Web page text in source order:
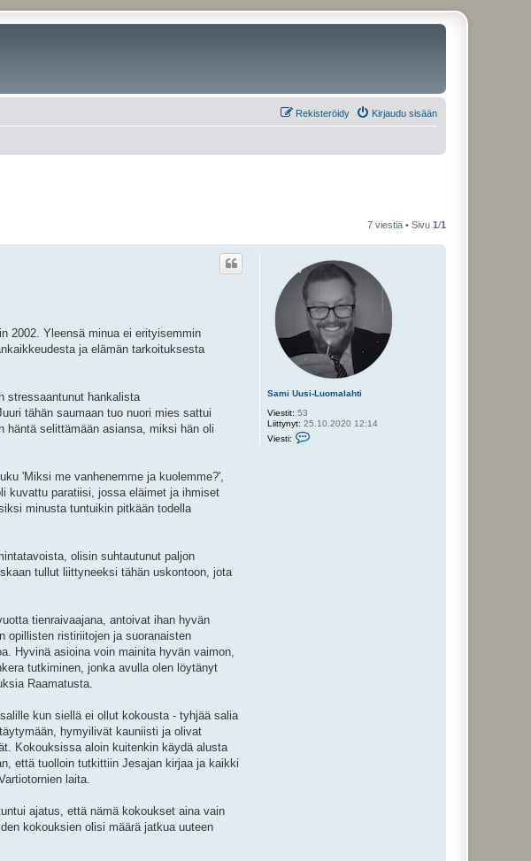
Kirjaudu sisään
Rekisteröidy
7 viestiä • Sivu 1/1
Sami Uusi-Luomalahti
Viestit: 53
Liittynyt: 25.10.2020 12:14
Viesti:
2002. Yleensä minua ei erityisemmin
ja elämän tarkoituksesta
stressaantunut hankalista
tähän saumaan tuo nuori mies sattui
häntä selittämään asiansa, miksi hän oli
'Miksi me vanhenemme ja kuolemme?',
kuvattu paratiisi, jossa eläimet ja ihmiset
minusta tuntuikin pitkään todella
olisin suhtautunut paljon
tullut liittyneeksi tähän uskontoon, jota
tienraivaajana, antoivat ihan hyvän
opillisten ristiriitojen ja suoranaisten
Hyvinä asioina voin mainita hyvän vaimon,
tutkiminen, jonka avulla olen löytänyt
Raamatusta.
kun siellä ei ollut kokousta - tyhjää salia
hymyilivät kauniisti ja olivat
Kokouksissa aloin kuitenkin käydä alusta
että tuolloin tutkittiin Jesajan kirjaa ja kaikki
laita.
ajatus, että nämä kokoukset aina vain
kokouksien olisi määrä jatkua uuteen